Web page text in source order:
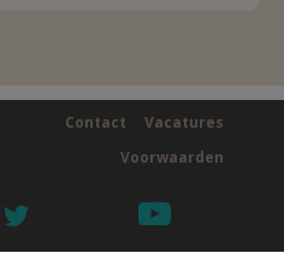
Vacatures
Contact
Voorwaarden